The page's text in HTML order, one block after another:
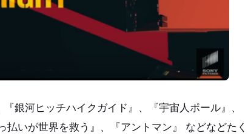
銀河ヒッチハイクガイド』、『宇宙人ポール』、
払いが世界を救う』、『アントマン』 などなどたく